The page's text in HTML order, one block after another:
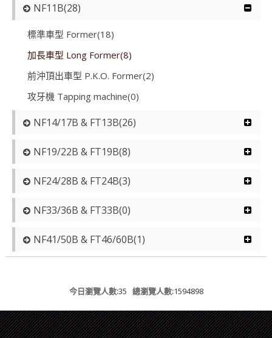
NF11B(28)
標準車型 Former(18)
加長車型 Long Former(8)
前沖頂出車型 P.K.O. Former(2)
攻牙機 Tapping machine(0)
NF14/17B & FT13B(26)
NF19/22B & FT19B(8)
NF24/28B & FT24B(3)
NF33/36B & FT33B(0)
NF41/50B & FT46/60B(1)
今日瀏覽人數:35 總瀏覽人數:1594898